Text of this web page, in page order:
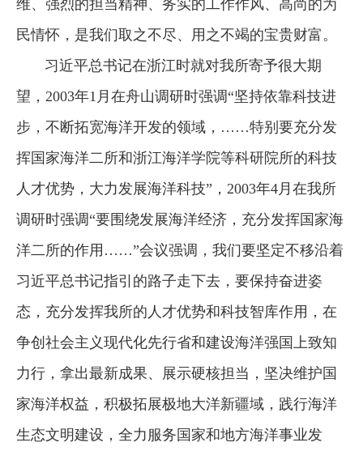
维、强烈的担当精神、务实的工作作风、高尚的为
民情怀，是我们取之不尽、用之不竭的宝贵财富。
习近平总书记在浙江时就对我所寄予很大期
望，2003年1月在舟山调研时强调“坚持依靠科技进
步，不断拓宽海洋开发的领域，……特别要充分发
挥国家海洋二所和浙江海洋学院等科研院所的科技
人才优势，大力发展海洋科技”，2003年4月在我所
调研时强调“要围绕发展海洋经济，充分发挥国家海
洋二所的作用……”会议强调，我们要坚定不移沿着
习近平总书记指引的路子走下去，要保持奋进姿
态，充分发挥我所的人才优势和科技智库作用，在
争创社会主义现代化先行省和建设海洋强国上致知
力行，拿出最新成果、展示硬核担当，坚决维护国
家海洋权益，积极拓展极地大洋新疆域，践行海洋
生态文明建设，全力服务国家和地方海洋事业发